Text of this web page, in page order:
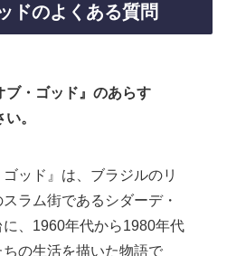
ドのよくある質問
ブ・ゴッド』のあらす
。
ゴッド』は、ブラジルのリ
ラム街であるシダーデ・
、1960年代から1980年代
の生活を描いた物語で